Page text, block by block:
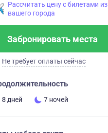
Рассчитать цену с билетами из
вашего города
Забронировать места
Не требует оплаты сейчас
8 дней 7 ночей